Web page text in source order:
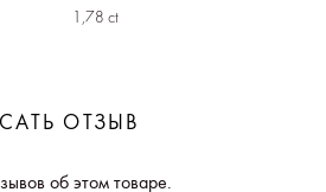
1,78 ct
ОТЗЫВ
об этом товаре.